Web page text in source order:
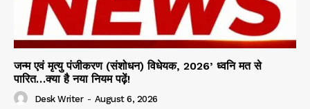
जन्म एवं मृत्यु पंजीकरण (संशोधन) विधेयक, 2026’ ध्वनि मत से
पारित…क्या है नया नियम पढ़ें!
Desk Writer - August 6, 2026